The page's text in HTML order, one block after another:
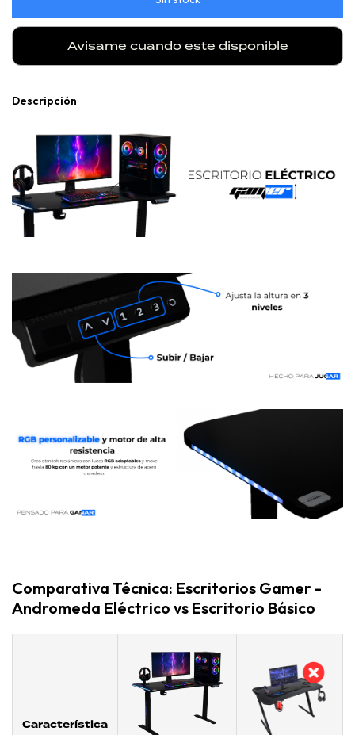
Avisame cuando este disponible
Descripción
Comparativa Técnica: Escritorios Gamer -
Andromeda Eléctrico vs Escritorio Básico
Característica